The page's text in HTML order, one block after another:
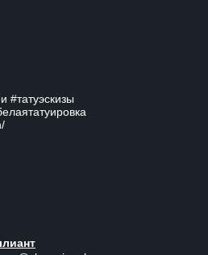
#татуэскизы